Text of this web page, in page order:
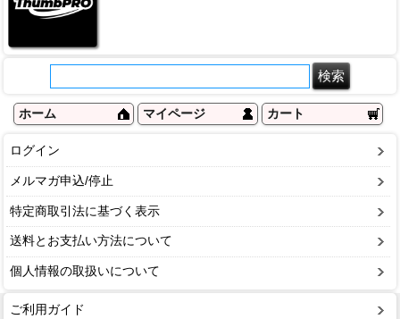
ホーム マイページ カート
ログイン
メルマガ申込/停止
特定商取引法に基づく表示
送料とお支払い方法について
個人情報の取扱いについて
ご利用ガイド